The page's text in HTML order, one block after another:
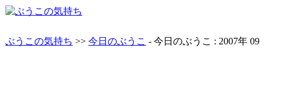
ぶうこの気持ち >> 今日のぶうこ - 今日のぶうこ : 2007年 09